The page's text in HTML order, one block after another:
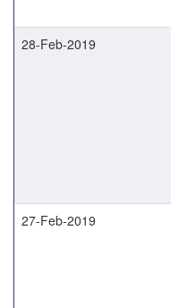
28-Feb-2019
27-Feb-2019